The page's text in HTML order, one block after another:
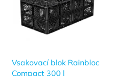
Vsakovací blok Rainbloc
Compact 300 l